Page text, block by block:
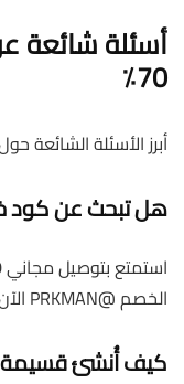
أسئلة
70٪
أبرز الأسئلة
هل تبحث عن كود
الخصم @PRKMAN الآن.
كيف أُنشئ